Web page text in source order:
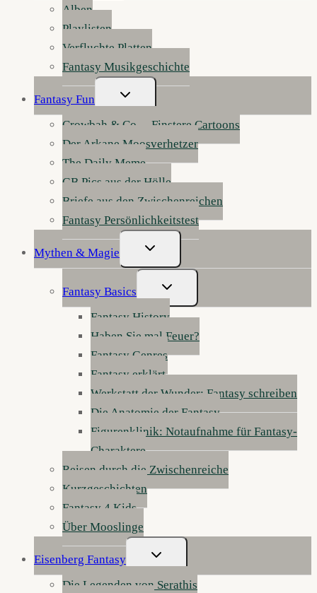
Alben
Playlisten
Verfluchte Platten
Fantasy Musikgeschichte
Fantasy Fun
Untermenü
Umschalten
Crowbah & Co. – Finstere Cartoons
Der Arkane Moosverhetzer
The Daily Meme
GB Pics aus der Hölle
Briefe aus den Zwischenreichen
Fantasy Persönlichkeitstest
Mythen & Magie
Untermenü
Umschalten
Fantasy Basics
Untermenü
Umschalten
Fantasy History
Haben Sie mal Feuer?
Fantasy Genres
Fantasy erklärt
Werkstatt der Wunder: Fantasy schreiben
Die Anatomie der Fantasy
Figurenklinik: Notaufnahme für Fantasy-
Charaktere
Reisen durch die Zwischenreiche
Kurzgeschichten
Fantasy 4 Kids
Über Mooslinge
Eisenberg Fantasy
Untermenü
Umschalten
Die Legenden von Serathis